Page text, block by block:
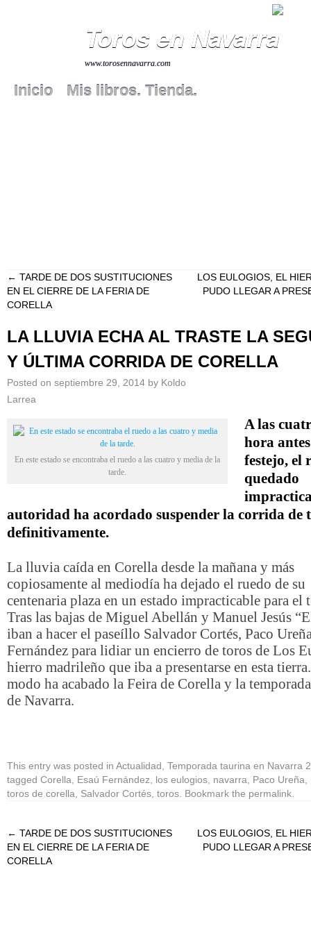
Toros en Navarra
www.torosennavarra.com
Inicio Mis libros. Tienda.
← TARDE DE DOS SUSTITUCIONES
EN EL CIERRE DE LA FERIA DE
CORELLA
LOS EULOGIOS, EL
PUDO LLEGAR A
LA LLUVIA ECHA AL TRASTE LA
Y ÚLTIMA CORRIDA DE CORELLA
Posted on septiembre 29, 2014 by Koldo
Larrea
En este estado se encontraba el ruedo a las cuatro y media de la
tarde.
A las
hora
festejo, el
quedado
autoridad ha acordado suspender la corrida de
definitivamente.
La lluvia caída en Corella desde la mañana y más
copiosamente al mediodía ha dejado el ruedo de su
centenaria plaza en un estado impracticable para el
Tras las bajas de Miguel Abellán y Manuel Jesús
iban a hacer el paseíllo Salvador Cortés, Paco
Fernández para lidiar un encierro de toros de Los
hierro madrileño que iba a presentarse en esta
modo ha acabado la Feira de Corella y la
de Navarra.
This entry was posted in Actualidad Temporada taurina en Navarra
tagged Corella Esaú Fernández los eulogios navarra Paco Ureña
toros de corella
Salvador Cortés toros . Bookmark the permalink
← TARDE DE DOS SUSTITUCIONES
EN EL CIERRE DE LA FERIA DE
CORELLA
LOS EULOGIOS, EL
PUDO LLEGAR A